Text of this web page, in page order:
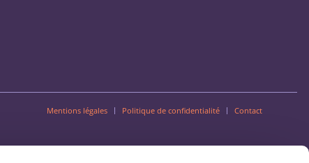
Mentions légales Politique de confidentialité Contact